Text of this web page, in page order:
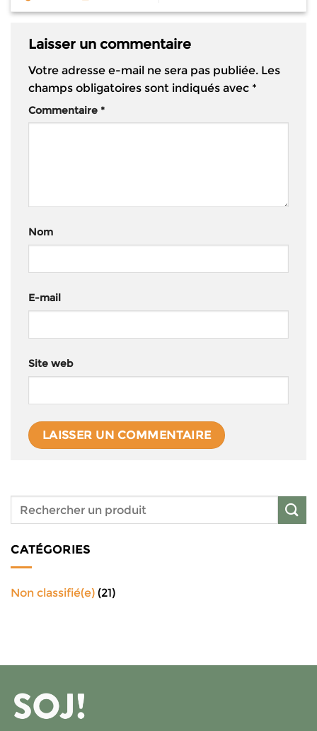
Laisser un commentaire
Votre adresse e-mail ne sera pas publiée. Les
champs obligatoires sont indiqués avec *
Commentaire *
Nom
E-mail
Site web
CATÉGORIES
Non classifié(e) (21)